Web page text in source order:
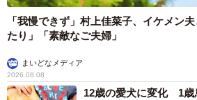
「我慢できず」村上佳菜子、イケメン
たり」「素敵なご夫婦」
まいどなメディア
2026.08.08
12歳の愛犬に変化 1歳